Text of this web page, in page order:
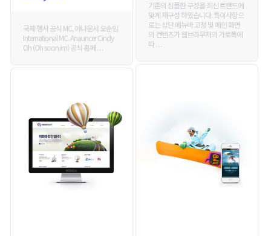
국제 행사 공식 MC, 아나운서 오순임
International MC. Anauncer Cindy
Oh (Oh soon im) 공식 홈페 . . .
기존의 심플한 구성을 최신 트랜드에
맞게 재구성 하였습니다. 특이사항으
로는 상단 메뉴바 고정 및 메인 화면
의 컨텐츠가 웹브라우저의 가로폭에
따 . . .